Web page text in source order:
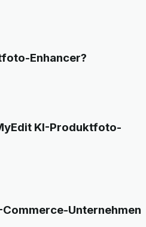
Enhancer?
KI-Produktfoto-
Unternehmen